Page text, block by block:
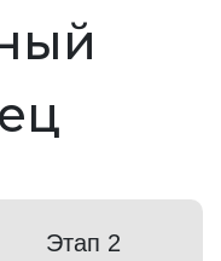
Этап 2